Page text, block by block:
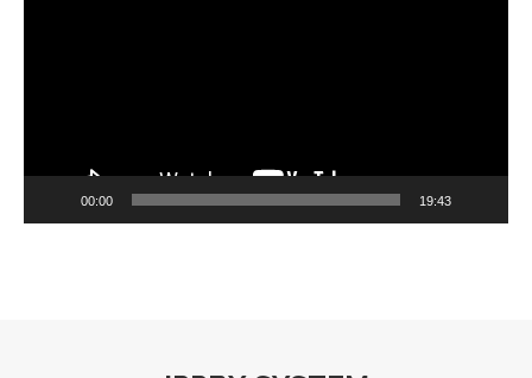
00:00 19:43